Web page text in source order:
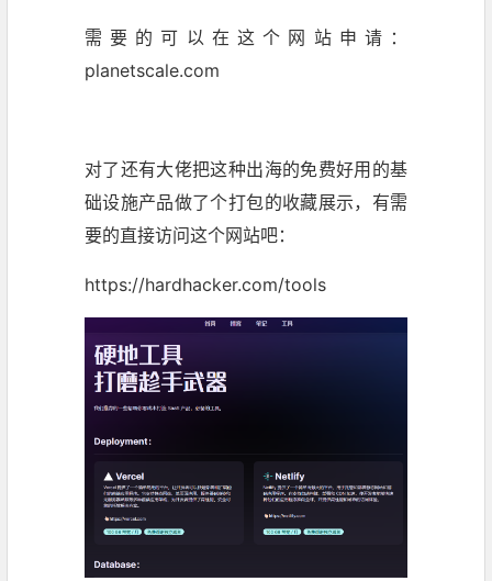
需要的可以在这个网站申请：
planetscale.com
对了还有大佬把这种出海的免费好用的基
础设施产品做了个打包的收藏展示，有需
要的直接访问这个网站吧：
https://hardhacker.com/tools